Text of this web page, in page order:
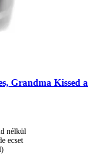
Grandma Kissed a
nélkül
ecset